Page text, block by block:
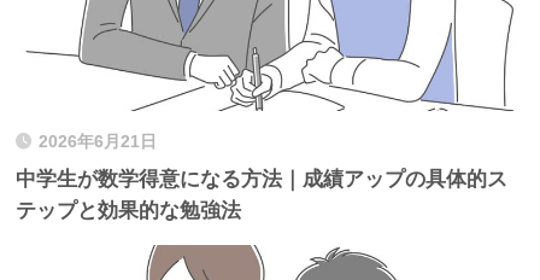
2026年6月21日
中学生が数学得意になる方法｜成績アップの具体的ス
テップと効果的な勉強法